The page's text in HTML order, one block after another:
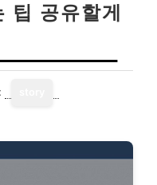
팁 공유할게